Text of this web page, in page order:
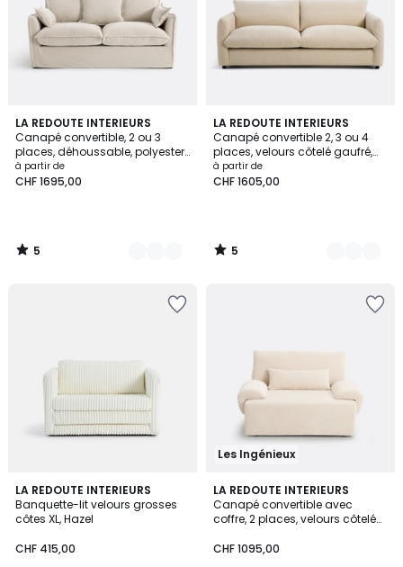
LA REDOUTE INTERIEURS
Canapé convertible, 2 ou 3
places, déhoussable, polyester
chiné, ODNA
à partir de
CHF 1695,00
5
/
5
9
Couleurs
5
/
LA REDOUTE INTERIEURS
Canapé convertible 2, 3 ou 4
places, velours côtelé gaufré,
YDE
à partir de
CHF 1605,00
5
/
5
8
Couleurs
5
/
LA REDOUTE INTERIEURS
Banquette-lit velours grosses
côtes XL, Hazel
CHF 415,00
Les Ingénieux
LA REDOUTE INTERIEURS
Canapé convertible avec
coffre, 2 places, velours côtelé
CHF 1095,00
4
/
5
7
Couleurs